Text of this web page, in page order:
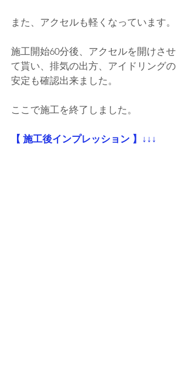
また、アクセルも軽くなっています。
施工開始60分後、アクセルを開けさせ
て貰い、排気の出方、アイドリングの
安定も確認出来ました。
ここで施工を終了しました。
【 施工後インプレッション 】↓↓↓